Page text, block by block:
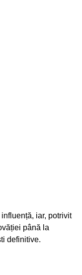
iar, potrivit
până la
definitive.